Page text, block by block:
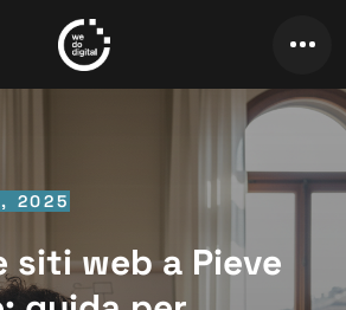
2025
siti web a Pieve